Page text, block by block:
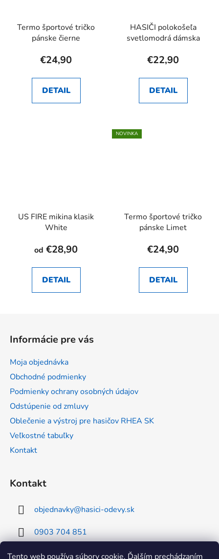
Tento web používa súbory cookie. Ďalším prechádzaním
Termo športové tričko
pánske čierne
€24,90
DETAIL
HASIČI polokošeľa
svetlomodrá dámska
€22,90
DETAIL
US FIRE mikina klasik
White
od €28,90
DETAIL
NOVINKA
Termo športové tričko
pánske Limet
€24,90
DETAIL
Informácie pre vás
Moja objednávka
Obchodné podmienky
Podmienky ochrany osobných údajov
Odstúpenie od zmluvy
Oblečenie a výstroj pre hasičov RHEA SK
Veľkostné tabuľky
Kontakt
Kontakt
objednavky@hasici-odevy.sk
0903 704 851
0902 856 674